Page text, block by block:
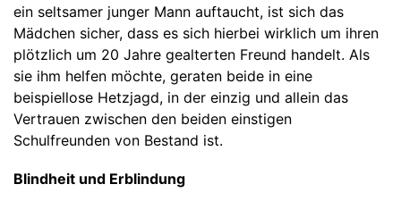
ein seltsamer junger Mann auftaucht, ist sich das
Mädchen sicher, dass es sich hierbei wirklich um ihren
plötzlich um 20 Jahre gealterten Freund handelt. Als
sie ihm helfen möchte, geraten beide in eine
beispiellose Hetzjagd, in der einzig und allein das
Vertrauen zwischen den beiden einstigen
Schulfreunden von Bestand ist.
Blindheit und Erblindung